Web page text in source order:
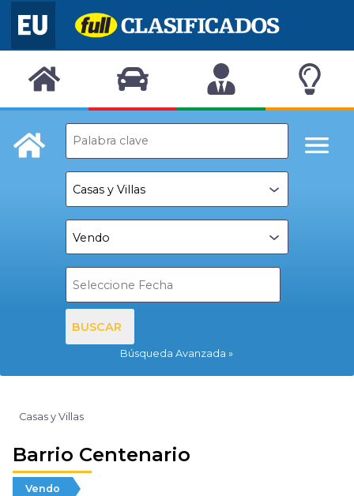
BUSCAR
Búsqueda Avanzada
Casas y Villas
Barrio Centenario
Vendo